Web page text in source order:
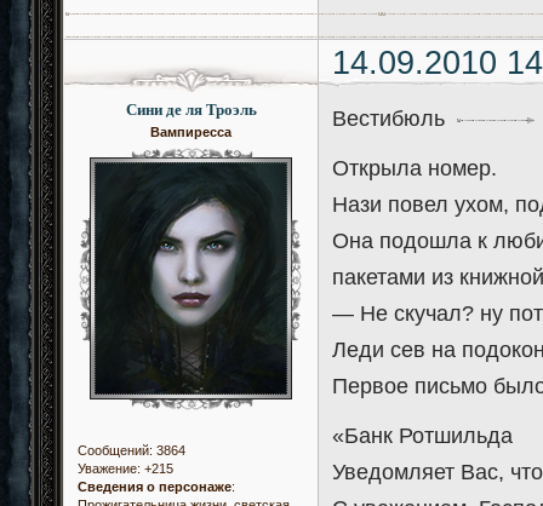
14.09.2010
Сини де ля Троэль
Вампиресса
Сообщений: 3864
Уважение: +215
Сведения о персонаже:
Вестибюль
Открыла номер.
Нази повел ухом,
Она подошла к
пакетами из
— Не скучал? ну
Леди сев на
Первое письмо
«Банк Ротшильда
Уведомляет Вас,